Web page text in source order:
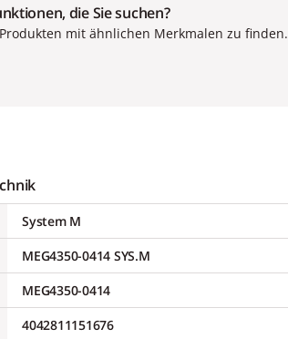
die Sie suchen?
mit ähnlichen Merkmalen zu finden.
System M
MEG4350-0414 SYS.M
MEG4350-0414
4042811151676